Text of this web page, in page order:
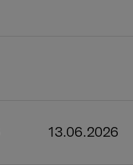
13.06.2026